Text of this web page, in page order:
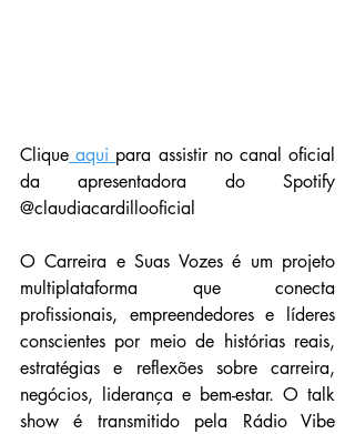
Clique aqui para assistir no canal oficial
da apresentadora do Spotify
@claudiacardillooficial
O Carreira e Suas Vozes é um projeto
multiplataforma que conecta
profissionais, empreendedores e líderes
conscientes por meio de histórias reais,
estratégias e reflexões sobre carreira,
negócios, liderança e bem-estar. O talk
show é transmitido pela Rádio Vibe